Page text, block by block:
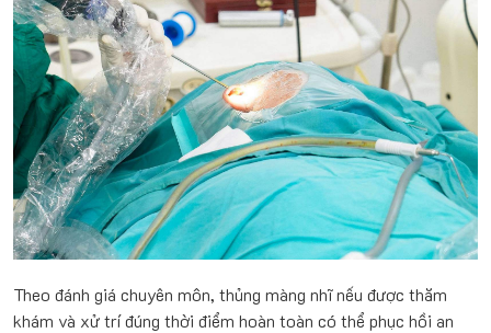
Theo đánh giá chuyên môn, thủng màng nhĩ nếu được thăm
khám và xử trí đúng thời điểm hoàn toàn có thể phục hồi an